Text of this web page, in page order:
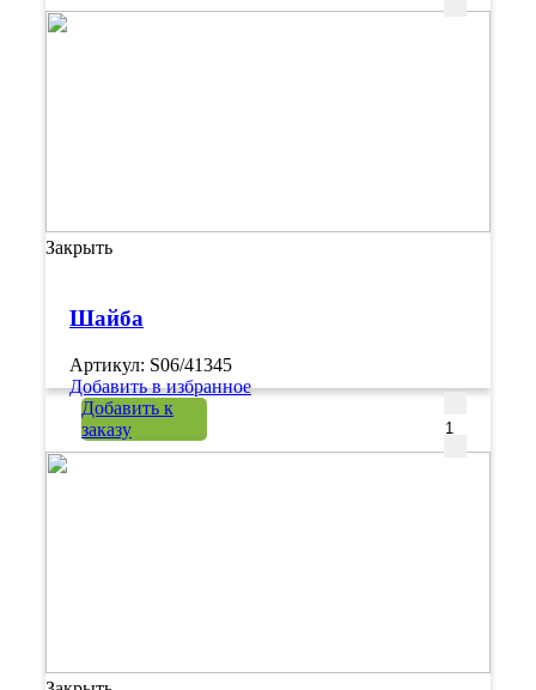
Закрыть
Шайба
Артикул: S06/41345
Добавить в избранное
Добавить к
заказу